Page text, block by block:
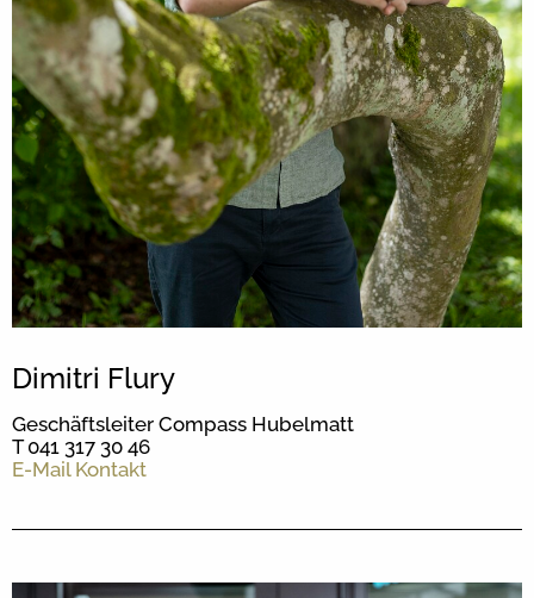
Dimitri Flury
Geschäftsleiter Compass Hubelmatt
T 041 317 30 46
E-Mail Kontakt